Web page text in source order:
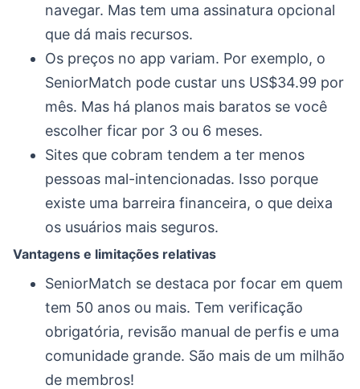
navegar. Mas tem uma assinatura opcional
que dá mais recursos.
Os preços no app variam. Por exemplo, o
SeniorMatch pode custar uns US$34.99 por
mês. Mas há planos mais baratos se você
escolher ficar por 3 ou 6 meses.
Sites que cobram tendem a ter menos
pessoas mal-intencionadas. Isso porque
existe uma barreira financeira, o que deixa
os usuários mais seguros.
Vantagens e limitações relativas
SeniorMatch se destaca por focar em quem
tem 50 anos ou mais. Tem verificação
obrigatória, revisão manual de perfis e uma
comunidade grande. São mais de um milhão
de membros!